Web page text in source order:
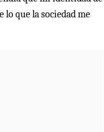
lo que la sociedad me